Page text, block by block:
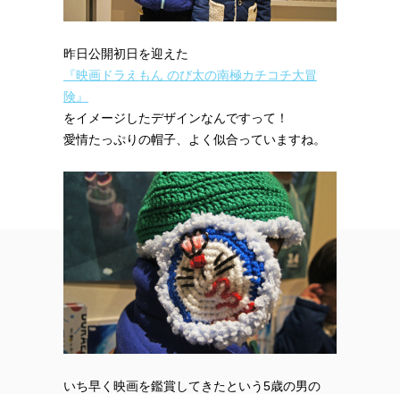
昨日公開初日を迎えた
『映画ドラえもん のび太の南極カチコチ大冒
険』
をイメージしたデザインなんですって！
愛情たっぷりの帽子、よく似合っていますね。
いち早く映画を鑑賞してきたという5歳の男の